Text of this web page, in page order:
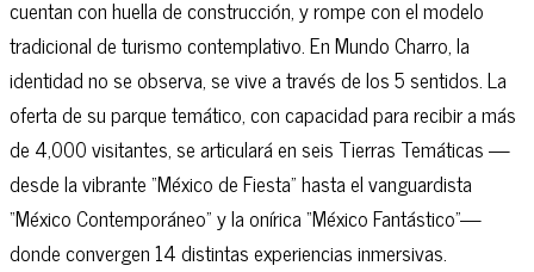
cuentan con huella de construcción, y rompe con el modelo
tradicional de turismo contemplativo. En Mundo Charro, la
identidad no se observa, se vive a través de los 5 sentidos. La
oferta de su parque temático, con capacidad para recibir a más
de 4,000 visitantes, se articulará en seis Tierras Temáticas —
desde la vibrante “México de Fiesta” hasta el vanguardista
“México Contemporáneo” y la onírica “México Fantástico”—
donde convergen 14 distintas experiencias inmersivas.